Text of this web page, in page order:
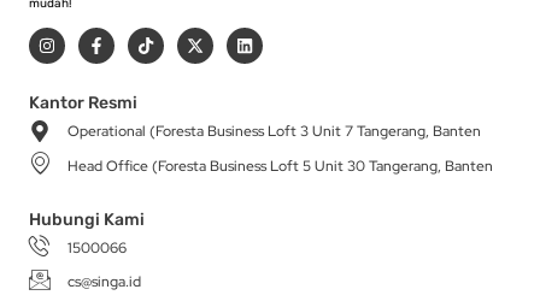
mudah!
I
n
s
a
g
r
a
m
F
a
c
b
o
-
T
i
k
X
-
t
t
r
L
i
n
i
Kantor Resmi
Operational (Foresta Business Loft 3 Unit 7 Tangerang, Banten
Head Office (Foresta Business Loft 5 Unit 30 Tangerang, Banten
Hubungi Kami
1500066
cs@singa.id